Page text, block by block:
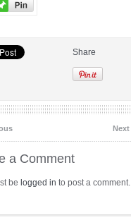
Share
Next
a Comment
be logged in to post a comment.